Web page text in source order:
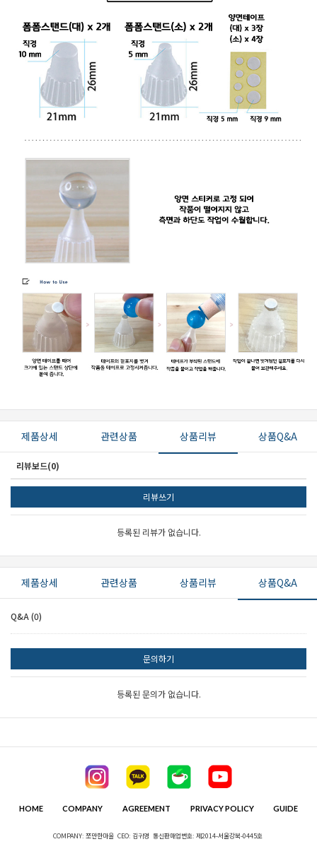
이코 라이프 하
제품상세 관련상품 상품리뷰 상품Q&A
리뷰보드(0)
리뷰쓰기
등록된 리뷰가 없습니다.
제품상세 관련상품 상품리뷰 상품Q&A
Q&A (0)
문의하기
등록된 문의가 없습니다.
HOME COMPANY AGREEMENT PRIVACY POLICY GUIDE
COMPANY: 쪼만한마을 CEO: 김귀영 통신판매업번호: 제2014-서울강북-0445호